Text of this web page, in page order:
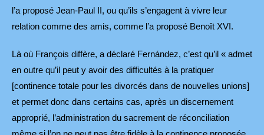
l’a proposé Jean-Paul II, ou qu’ils s’engagent à vivre leur
relation comme des amis, comme l’a proposé Benoît XVI.
Là où François diffère, a déclaré Fernández, c’est qu’il « admet
en outre qu’il peut y avoir des difficultés à la pratiquer
[continence totale pour les divorcés dans de nouvelles unions]
et permet donc dans certains cas, après un discernement
approprié, l’administration du sacrement de réconciliation